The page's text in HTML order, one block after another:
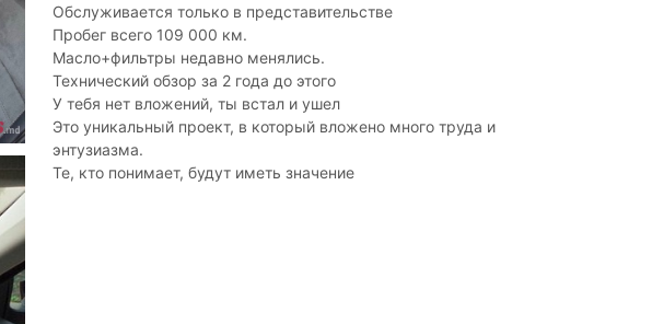
Обслуживается только в представительстве
Пробег всего 109 000 км.
Масло+фильтры недавно менялись.
Технический обзор за 2 года до этого
У тебя нет вложений, ты встал и ушел
Это уникальный проект, в который вложено много труда и
энтузиазма.
Те, кто понимает, будут иметь значение